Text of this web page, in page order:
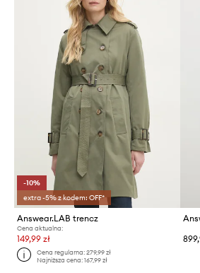
-10%
extra -5% z kodem: OFF*
Answear.LAB trencz
Cena aktualna:
149,99 zł
Cena regularna:279,99 zł
Najniższa cena:167,99 zł